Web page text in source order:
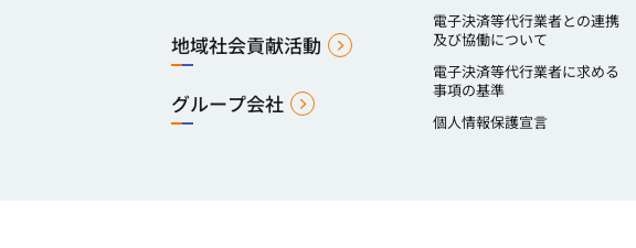
地域社会貢献活動
グループ会社
電子決済等代行業者との連携
及び協働について
電子決済等代行業者に求める
事項の基準
個人情報保護宣言